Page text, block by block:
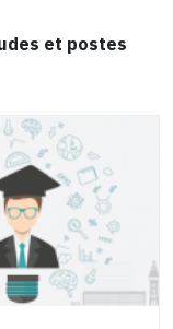
et postes